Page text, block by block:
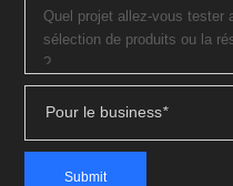
Pour le business*